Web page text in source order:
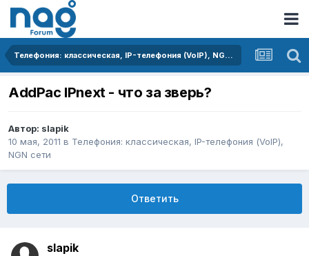
Телефония: классическая, IP-телефония (VoIP), NGN сети
AddPac IPnext - что за зверь?
Автор: slapik
10 мая, 2011 в Телефония: классическая, IP-телефония (VoIP),
NGN сети
Ответить
slapik